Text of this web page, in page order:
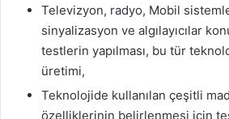
Televizyon, radyo, Mobil
sinyalizasyon ve algılayıcılar
testlerin yapılması, bu tür
üretimi,
Teknolojide kullanılan çeşitli
özelliklerinin belirlenmesi için